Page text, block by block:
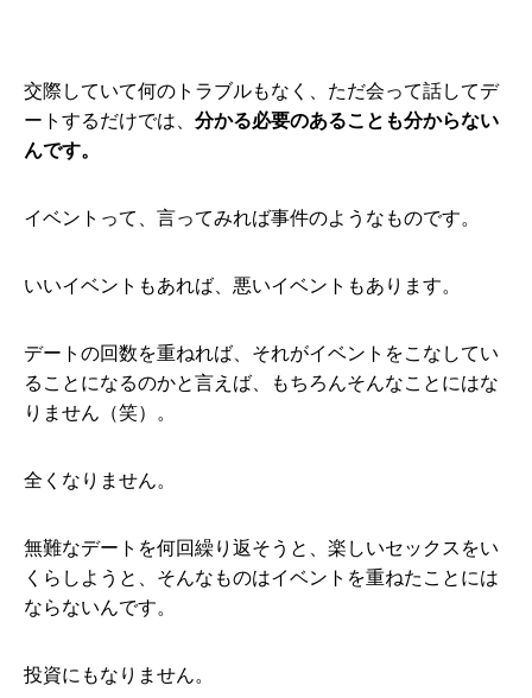
交際していて何のトラブルもなく、ただ会って話してデ
ートするだけでは、 分かる必要のあることも分からない
んです。
イベントって、言ってみれば事件のようなものです。
いいイベントもあれば、悪いイベントもあります。
デートの回数を重ねれば、それがイベントをこなしてい
ることになるのかと言えば、もちろんそんなことにはな
りません（笑）。
全くなりません。
無難なデートを何回繰り返そうと、楽しいセックスをい
くらしようと、そんなものはイベントを重ねたことには
ならないんです。
投資にもなりません。